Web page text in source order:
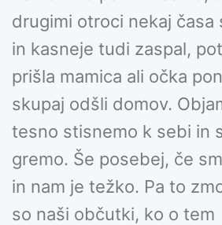
drugimi otroci nekaj časa
in kasneje tudi zaspal,
prišla mamica ali očka
skupaj odšli domov.
tesno stisnemo k sebi in
gremo. Še posebej, če
in nam je težko. Pa to
so naši občutki, ko o tem